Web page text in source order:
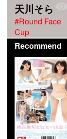
天川そら
#Round Face
Cup
Recommend